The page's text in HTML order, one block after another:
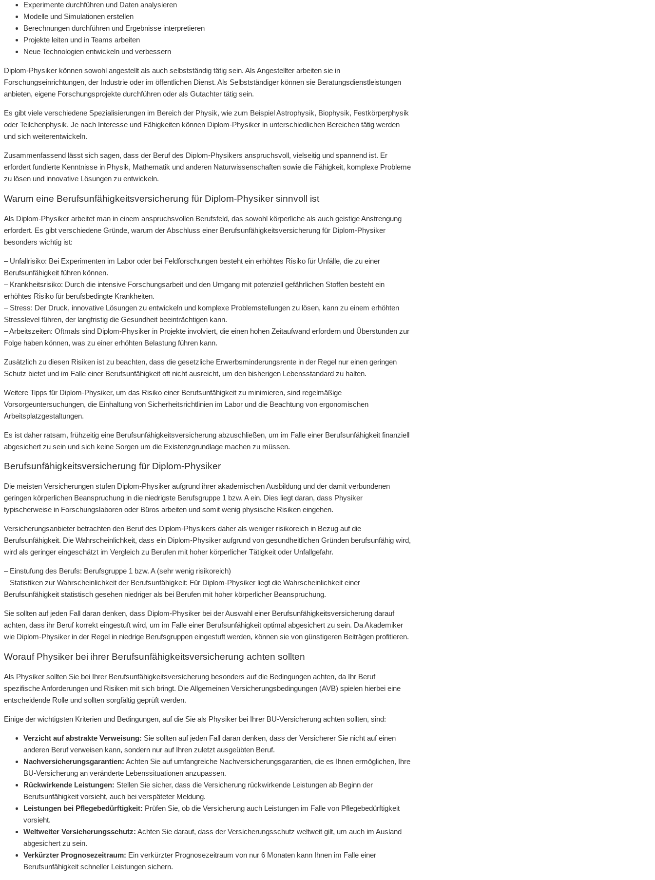
Experimente durchführen und Daten analysieren
Modelle und Simulationen erstellen
Berechnungen durchführen und Ergebnisse interpretieren
Projekte leiten und in Teams arbeiten
Neue Technologien entwickeln und verbessern
Diplom-Physiker können sowohl angestellt als auch selbstständig tätig sein. Als Angestellter arbeiten sie in
Forschungseinrichtungen, der Industrie oder im öffentlichen Dienst. Als Selbstständiger können sie Beratungsdienstleistungen
anbieten, eigene Forschungsprojekte durchführen oder als Gutachter tätig sein.
Es gibt viele verschiedene Spezialisierungen im Bereich der Physik, wie zum Beispiel Astrophysik, Biophysik, Festkörperphysik
oder Teilchenphysik. Je nach Interesse und Fähigkeiten können Diplom-Physiker in unterschiedlichen Bereichen tätig werden
und sich weiterentwickeln.
Zusammenfassend lässt sich sagen, dass der Beruf des Diplom-Physikers anspruchsvoll, vielseitig und spannend ist. Er
erfordert fundierte Kenntnisse in Physik, Mathematik und anderen Naturwissenschaften sowie die Fähigkeit, komplexe Probleme
zu lösen und innovative Lösungen zu entwickeln.
Warum eine Berufsunfähigkeitsversicherung für Diplom-Physiker sinnvoll ist
Als Diplom-Physiker arbeitet man in einem anspruchsvollen Berufsfeld, das sowohl körperliche als auch geistige Anstrengung
erfordert. Es gibt verschiedene Gründe, warum der Abschluss einer Berufsunfähigkeitsversicherung für Diplom-Physiker
besonders wichtig ist:
– Unfallrisiko: Bei Experimenten im Labor oder bei Feldforschungen besteht ein erhöhtes Risiko für Unfälle, die zu einer
Berufsunfähigkeit führen können.
– Krankheitsrisiko: Durch die intensive Forschungsarbeit und den Umgang mit potenziell gefährlichen Stoffen besteht ein
erhöhtes Risiko für berufsbedingte Krankheiten.
– Stress: Der Druck, innovative Lösungen zu entwickeln und komplexe Problemstellungen zu lösen, kann zu einem erhöhten
Stresslevel führen, der langfristig die Gesundheit beeinträchtigen kann.
– Arbeitszeiten: Oftmals sind Diplom-Physiker in Projekte involviert, die einen hohen Zeitaufwand erfordern und Überstunden zur
Folge haben können, was zu einer erhöhten Belastung führen kann.
Zusätzlich zu diesen Risiken ist zu beachten, dass die gesetzliche Erwerbsminderungsrente in der Regel nur einen geringen
Schutz bietet und im Falle einer Berufsunfähigkeit oft nicht ausreicht, um den bisherigen Lebensstandard zu halten.
Weitere Tipps für Diplom-Physiker, um das Risiko einer Berufsunfähigkeit zu minimieren, sind regelmäßige
Vorsorgeuntersuchungen, die Einhaltung von Sicherheitsrichtlinien im Labor und die Beachtung von ergonomischen
Arbeitsplatzgestaltungen.
Es ist daher ratsam, frühzeitig eine Berufsunfähigkeitsversicherung abzuschließen, um im Falle einer Berufsunfähigkeit finanziell
abgesichert zu sein und sich keine Sorgen um die Existenzgrundlage machen zu müssen.
Berufsunfähigkeitsversicherung für Diplom-Physiker
Die meisten Versicherungen stufen Diplom-Physiker aufgrund ihrer akademischen Ausbildung und der damit verbundenen
geringen körperlichen Beanspruchung in die niedrigste Berufsgruppe 1 bzw. A ein. Dies liegt daran, dass Physiker
typischerweise in Forschungslaboren oder Büros arbeiten und somit wenig physische Risiken eingehen.
Versicherungsanbieter betrachten den Beruf des Diplom-Physikers daher als weniger risikoreich in Bezug auf die
Berufsunfähigkeit. Die Wahrscheinlichkeit, dass ein Diplom-Physiker aufgrund von gesundheitlichen Gründen berufsunfähig wird,
wird als geringer eingeschätzt im Vergleich zu Berufen mit hoher körperlicher Tätigkeit oder Unfallgefahr.
– Einstufung des Berufs: Berufsgruppe 1 bzw. A (sehr wenig risikoreich)
– Statistiken zur Wahrscheinlichkeit der Berufsunfähigkeit: Für Diplom-Physiker liegt die Wahrscheinlichkeit einer
Berufsunfähigkeit statistisch gesehen niedriger als bei Berufen mit hoher körperlicher Beanspruchung.
Sie sollten auf jeden Fall daran denken, dass Diplom-Physiker bei der Auswahl einer Berufsunfähigkeitsversicherung darauf
achten, dass ihr Beruf korrekt eingestuft wird, um im Falle einer Berufsunfähigkeit optimal abgesichert zu sein. Da Akademiker
wie Diplom-Physiker in der Regel in niedrige Berufsgruppen eingestuft werden, können sie von günstigeren Beiträgen profitieren.
Worauf Physiker bei ihrer Berufsunfähigkeitsversicherung achten sollten
Als Physiker sollten Sie bei Ihrer Berufsunfähigkeitsversicherung besonders auf die Bedingungen achten, da Ihr Beruf
spezifische Anforderungen und Risiken mit sich bringt. Die Allgemeinen Versicherungsbedingungen (AVB) spielen hierbei eine
entscheidende Rolle und sollten sorgfältig geprüft werden.
Einige der wichtigsten Kriterien und Bedingungen, auf die Sie als Physiker bei Ihrer BU-Versicherung achten sollten, sind:
Verzicht auf abstrakte Verweisung: Sie sollten auf jeden Fall daran denken, dass der Versicherer Sie nicht auf einen
anderen Beruf verweisen kann, sondern nur auf Ihren zuletzt ausgeübten Beruf.
Nachversicherungsgarantien: Achten Sie auf umfangreiche Nachversicherungsgarantien, die es Ihnen ermöglichen, Ihre
BU-Versicherung an veränderte Lebenssituationen anzupassen.
Rückwirkende Leistungen: Stellen Sie sicher, dass die Versicherung rückwirkende Leistungen ab Beginn der
Berufsunfähigkeit vorsieht, auch bei verspäteter Meldung.
Leistungen bei Pflegebedürftigkeit: Prüfen Sie, ob die Versicherung auch Leistungen im Falle von Pflegebedürftigkeit
vorsieht.
Weltweiter Versicherungsschutz: Achten Sie darauf, dass der Versicherungsschutz weltweit gilt, um auch im Ausland
abgesichert zu sein.
Verkürzter Prognosezeitraum: Ein verkürzter Prognosezeitraum von nur 6 Monaten kann Ihnen im Falle einer
Berufsunfähigkeit schneller Leistungen sichern.